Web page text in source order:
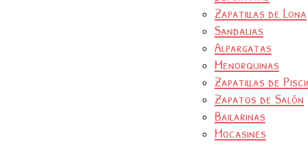
Zapatillas de Lona
Sandalias
Alpargatas
Menorquinas
Zapatillas de
Zapatos de Salón
Bailarinas
Mocasines